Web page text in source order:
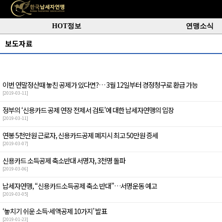
HOT정보 연맹소식
보도자료
이번 연말정산때 놓친 공제가 있다면?… 3월 12일부터 경정청구로 환급 가능
[2019-03-11]
정부의 ‘신용카드 공제 연장 전제서 검토’에 대한 납세자연맹의 입장
[2019-03-11]
연봉 5천만원 근로자, 신용카드공제 폐지시 최고 50만원 증세
[2019-03-07]
신용카드 소득공제 축소반대 서명자, 3천명 돌파
[2019-03-06]
납세자연맹, “신용카드소득공제 축소 반대”…서명운동 예고
[2019-03-05]
‘놓치기 쉬운 소득·세액공제 10가지’ 발표
[2019-01-23]